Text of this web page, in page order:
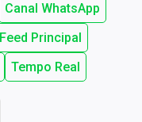
Canal WhatsApp
Feed Principal
Tempo Real